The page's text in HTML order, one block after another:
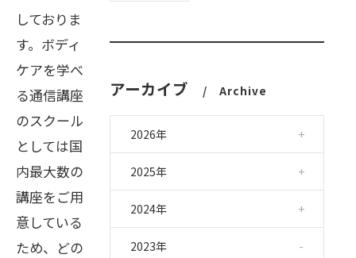
アーカイブ Archive
2026年
2025年
2024年
2023年
しておりま
す。ボディ
ケアを学べ
る通信講座
のスクール
としては国
内最大数の
講座をご用
意している
ため、どの